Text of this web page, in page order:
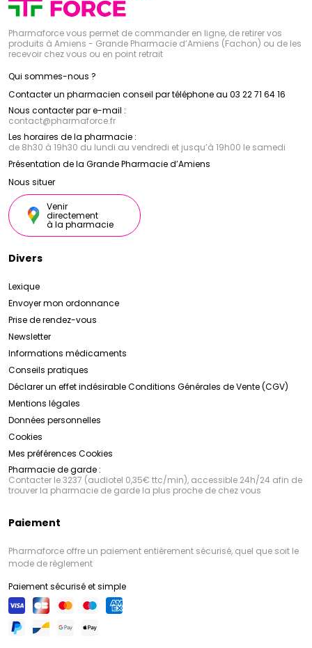
Pharmaforce vous permet de commander en ligne, de retirer vos
produits à Amiens - Grande Pharmacie d’Amiens (Fachon) ou de les
recevoir chez vous ou en point retrait
Qui sommes-nous ?
Contacter un pharmacien conseil par téléphone au 03 22 71 64 16
Nous contacter par e-mail :
contact@pharmaforce.fr
Les horaires de la pharmacie :
de 8h30 à 19h30 du lundi au vendredi et jusqu’à 19h00 le samedi
Présentation de la Grande Pharmacie d’Amiens
Nous situer
Venir
directement
à la pharmacie
Divers
Lexique
Envoyer mon ordonnance
Prise de rendez-vous
Newsletter
Informations médicaments
Conseils pratiques
Déclarer un effet indésirableConditions Générales de Vente (CGV)
Mentions légales
Données personnelles
Cookies
Mes préférences Cookies
Pharmacie de garde :
Contacter le 3237 (audiotel 0,35€ ttc/min), accessible 24h/24 afin de
trouver la pharmacie de garde la plus proche de chez vous
Paiement
Pharmaforce offre un paiement entièrement sécurisé, quel que soit le
mode de règlement
Paiement sécurisé et simple